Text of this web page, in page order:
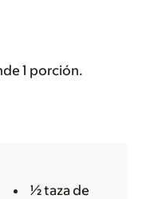
1 porción.
½ taza de